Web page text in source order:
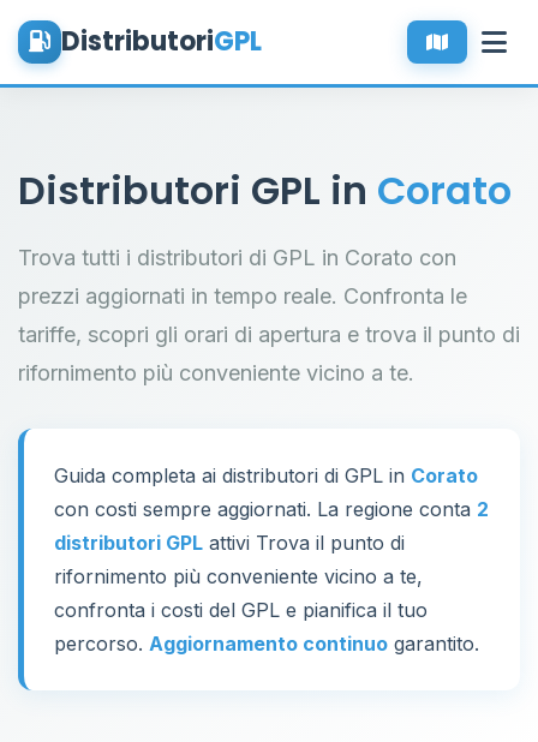
DistributoriGPL
Distributori GPL in Corato
Trova tutti i distributori di GPL in Corato con
prezzi aggiornati in tempo reale. Confronta le
tariffe, scopri gli orari di apertura e trova il punto di
rifornimento più conveniente vicino a te.
Guida completa ai distributori di GPL in Corato
con costi sempre aggiornati. La regione conta 2
distributori GPL attivi Trova il punto di
rifornimento più conveniente vicino a te,
confronta i costi del GPL e pianifica il tuo
percorso. Aggiornamento continuo garantito.